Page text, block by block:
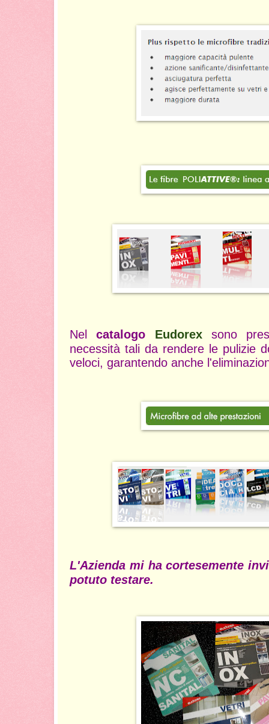
Nel catalogo Eudorexsono
necessità tali da rendere le pulizie
veloci, garantendo anche
L'Azienda mi ha cortesemente
potuto testare.